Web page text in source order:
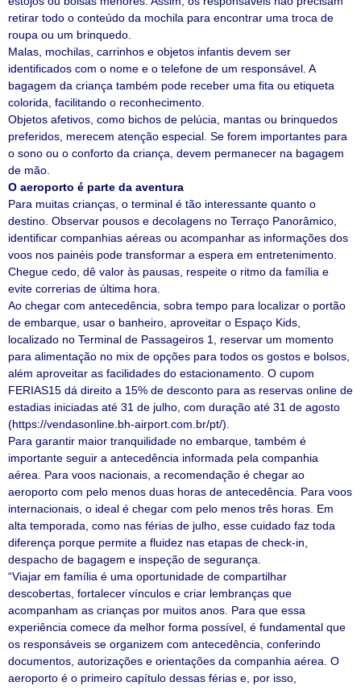
retirar todo o conteúdo da mochila para encontrar uma troca de
roupa ou um brinquedo.
Malas, mochilas, carrinhos e objetos infantis devem ser
identificados com o nome e o telefone de um responsável. A
bagagem da criança também pode receber uma fita ou etiqueta
colorida, facilitando o reconhecimento.
Objetos afetivos, como bichos de pelúcia, mantas ou brinquedos
preferidos, merecem atenção especial. Se forem importantes para
o sono ou o conforto da criança, devem permanecer na bagagem
de mão.
O aeroporto é parte da aventura
Para muitas crianças, o terminal é tão interessante quanto o
destino. Observar pousos e decolagens no Terraço Panorâmico,
identificar companhias aéreas ou acompanhar as informações dos
voos nos painéis pode transformar a espera em entretenimento.
Chegue cedo, dê valor às pausas, respeite o ritmo da família e
evite correrias de última hora.
Ao chegar com antecedência, sobra tempo para localizar o portão
de embarque, usar o banheiro, aproveitar o Espaço Kids,
localizado no Terminal de Passageiros 1, reservar um momento
para alimentação no mix de opções para todos os gostos e bolsos,
além aproveitar as facilidades do estacionamento. O cupom
FERIAS15 dá direito a 15% de desconto para as reservas online de
estadias iniciadas até 31 de julho, com duração até 31 de agosto
(https://vendasonline.bh-airport.com.br/pt/).
Para garantir maior tranquilidade no embarque, também é
importante seguir a antecedência informada pela companhia
aérea. Para voos nacionais, a recomendação é chegar ao
aeroporto com pelo menos duas horas de antecedência. Para voos
internacionais, o ideal é chegar com pelo menos três horas. Em
alta temporada, como nas férias de julho, esse cuidado faz toda
diferença porque permite a fluidez nas etapas de check-in,
despacho de bagagem e inspeção de segurança.
“Viajar em família é uma oportunidade de compartilhar
descobertas, fortalecer vínculos e criar lembranças que
acompanham as crianças por muitos anos. Para que essa
experiência comece da melhor forma possível, é fundamental que
os responsáveis se organizem com antecedência, conferindo
documentos, autorizações e orientações da companhia aérea. O
aeroporto é o primeiro capítulo dessas férias e, por isso,